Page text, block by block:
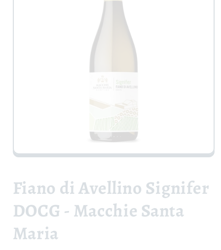
Apri
in
finestra
Fiano di Avellino Signifer
DOCG - Macchie Santa
Maria